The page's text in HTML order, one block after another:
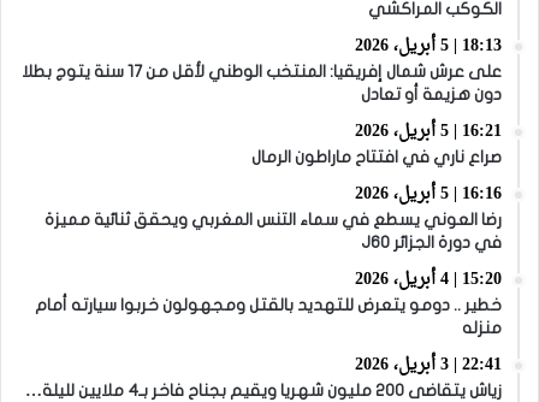
الكوكب المراكشي
18:13 | 5 أبريل، 2026
على عرش شمال إفريقيا: المنتخب الوطني لأقل من 17 سنة يتوج بطلا
دون هزيمة أو تعادل
16:21 | 5 أبريل، 2026
صراع ناري في افتتاح ماراطون الرمال
16:16 | 5 أبريل، 2026
رضا العوني يسطع في سماء التنس المغربي ويحقق ثنائية مميزة
في دورة الجزائر J60
15:20 | 4 أبريل، 2026
خطير .. دومو يتعرض للتهديد بالقتل ومجهولون خربوا سيارته أمام
منزله
22:41 | 3 أبريل، 2026
زياش يتقاضى 200 مليون شهريا ويقيم بجناح فاخر بـ4 ملايين لليلة…